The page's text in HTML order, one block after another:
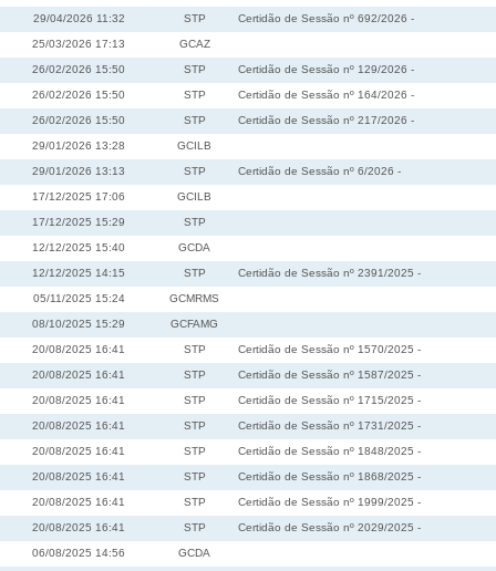
29/04/2026 11:32 STP Certidão de Sessão nº 692/2026 -
25/03/2026 17:13 GCAZ
26/02/2026 15:50 STP Certidão de Sessão nº 129/2026 -
26/02/2026 15:50 STP Certidão de Sessão nº 164/2026 -
26/02/2026 15:50 STP Certidão de Sessão nº 217/2026 -
29/01/2026 13:28 GCILB
29/01/2026 13:13 STP Certidão de Sessão nº 6/2026 -
17/12/2025 17:06 GCILB
17/12/2025 15:29 STP
12/12/2025 15:40 GCDA
12/12/2025 14:15 STP Certidão de Sessão nº 2391/2025 -
05/11/2025 15:24 GCMRMS
08/10/2025 15:29 GCFAMG
20/08/2025 16:41 STP Certidão de Sessão nº 1570/2025 -
20/08/2025 16:41 STP Certidão de Sessão nº 1587/2025 -
20/08/2025 16:41 STP Certidão de Sessão nº 1715/2025 -
20/08/2025 16:41 STP Certidão de Sessão nº 1731/2025 -
20/08/2025 16:41 STP Certidão de Sessão nº 1848/2025 -
20/08/2025 16:41 STP Certidão de Sessão nº 1868/2025 -
20/08/2025 16:41 STP Certidão de Sessão nº 1999/2025 -
20/08/2025 16:41 STP Certidão de Sessão nº 2029/2025 -
06/08/2025 14:56 GCDA